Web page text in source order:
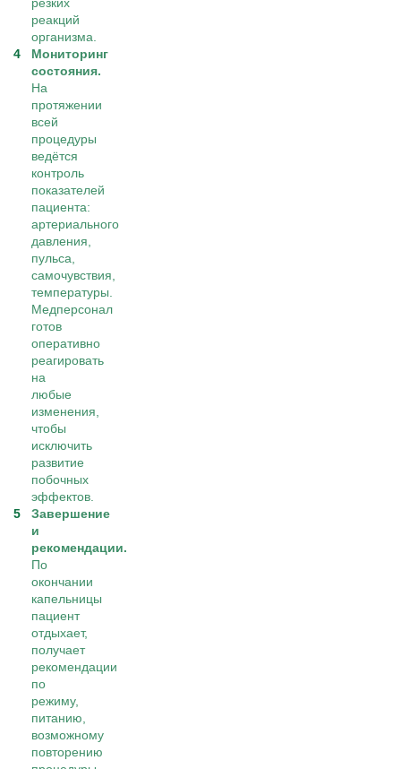
реакций
организма.
Мониторинг
состояния.
На
протяжении
всей
процедуры
ведётся
контроль
показателей
пациента:
артериального
давления,
пульса,
самочувствия,
температуры.
Медперсонал
готов
оперативно
реагировать
на
любые
изменения,
чтобы
исключить
развитие
побочных
эффектов.
Завершение
и
рекомендации.
По
окончании
капельницы
пациент
отдыхает,
получает
рекомендации
по
режиму,
питанию,
возможному
повторению